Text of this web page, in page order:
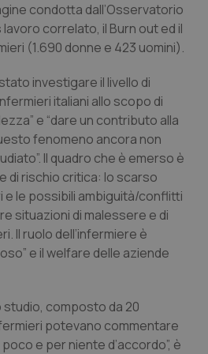
di Bolzano
di Trento
condotta dall’Osservatorio
correlato, il Burn out ed il
(1.690 donne e 423 uomini).
investigare il livello di
italiani allo scopo di
e “dare un contributo alla
fenomeno ancora non
Il quadro che è emerso è
di rischio critica: lo scarso
le possibili ambiguità/conflitti
situazioni di malessere e di
Il ruolo dell’infermiere è
e il welfare delle aziende
studio, composto da 20
potevano commentare
e per niente d’accordo”, è